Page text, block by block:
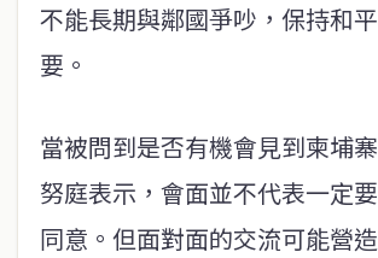
不能長期與鄰國爭吵，保持和
要。
當被問到是否有機會見到柬埔
努庭表示，會面並不代表一定
同意。但面對面的交流可能營